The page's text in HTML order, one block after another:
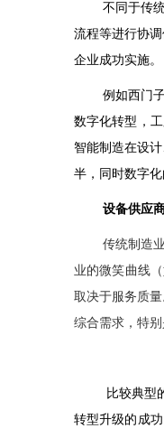
不同于传
流程等进行协
企业成功实施。
例如西门
数字化转型，
智能制造在设
半，同时数字
设备供应
传统制造
业的微笑曲线
取决于服务质
综合需求，特
比较典型
转型升级的成